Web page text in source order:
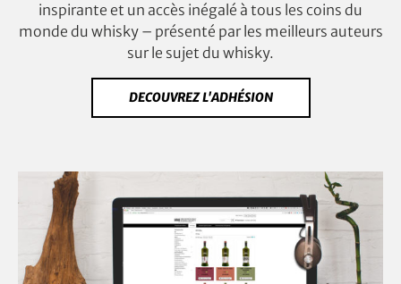
inspirante et un accès inégalé à tous les coins du
monde du whisky – présenté par les meilleurs auteurs
sur le sujet du whisky.
DECOUVREZ L'ADHÉSION